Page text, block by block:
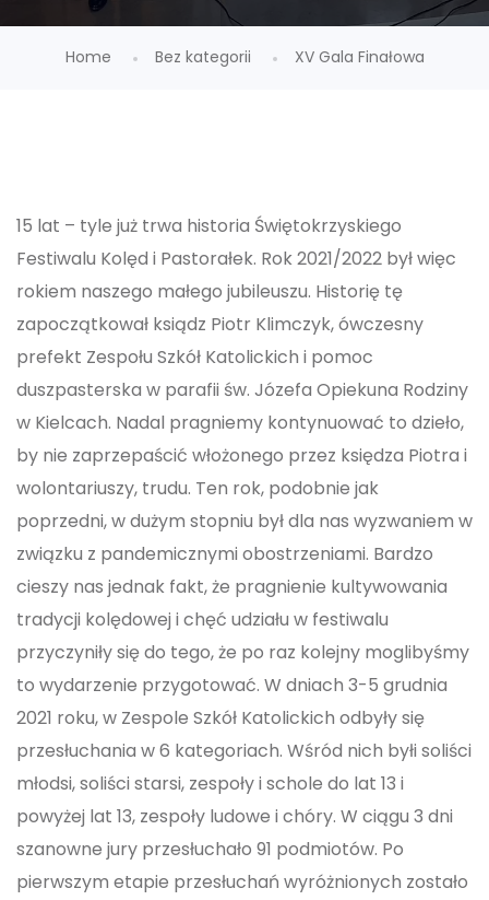
Home Bez kategorii XV Gala Finałowa
15 lat – tyle już trwa historia Świętokrzyskiego
Festiwalu Kolęd i Pastorałek. Rok 2021/2022 był więc
rokiem naszego małego jubileuszu. Historię tę
zapoczątkował ksiądz Piotr Klimczyk, ówczesny
prefekt Zespołu Szkół Katolickich i pomoc
duszpasterska w parafii św. Józefa Opiekuna Rodziny
w Kielcach. Nadal pragniemy kontynuować to dzieło,
by nie zaprzepaścić włożonego przez księdza Piotra i
wolontariuszy, trudu. Ten rok, podobnie jak
poprzedni, w dużym stopniu był dla nas wyzwaniem w
związku z pandemicznymi obostrzeniami. Bardzo
cieszy nas jednak fakt, że pragnienie kultywowania
tradycji kolędowej i chęć udziału w festiwalu
przyczyniły się do tego, że po raz kolejny moglibyśmy
to wydarzenie przygotować. W dniach 3-5 grudnia
2021 roku, w Zespole Szkół Katolickich odbyły się
przesłuchania w 6 kategoriach. Wśród nich byłi soliści
młodsi, soliści starsi, zespoły i schole do lat 13 i
powyżej lat 13, zespoły ludowe i chóry. W ciągu 3 dni
szanowne jury przesłuchało 91 podmiotów. Po
pierwszym etapie przesłuchań wyróżnionych zostało